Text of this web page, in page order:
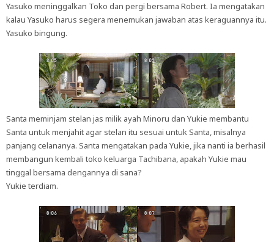
Yasuko meninggalkan Toko dan pergi bersama Robert. Ia mengatakan
kalau Yasuko harus segera menemukan jawaban atas keraguannya itu.
Yasuko bingung.
Santa meminjam stelan jas milik ayah Minoru dan Yukie membantu
Santa untuk menjahit agar stelan itu sesuai untuk Santa, misalnya
panjang celananya. Santa mengatakan pada Yukie, jika nanti ia berhasil
membangun kembali toko keluarga Tachibana, apakah Yukie mau
tinggal bersama dengannya di sana?
Yukie terdiam.